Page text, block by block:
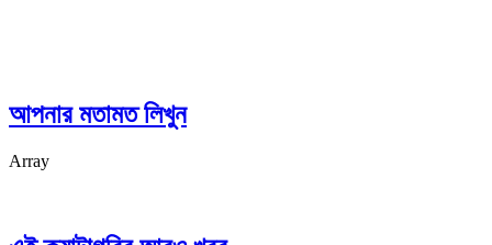
আপনার মতামত লিখুন
Array